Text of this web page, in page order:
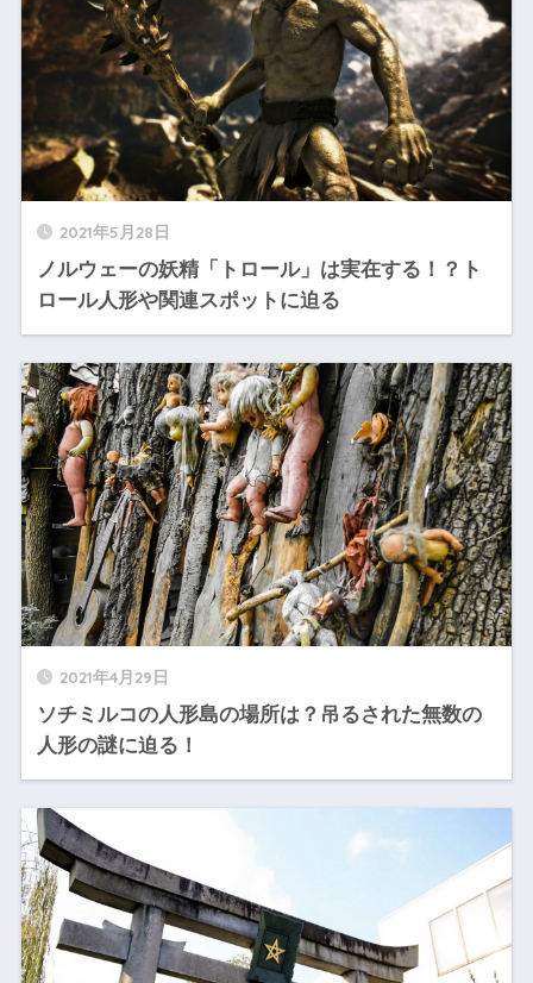
2021年5月28日
ノルウェーの妖精「トロール」は実在する！？ト
ロール人形や関連スポットに迫る
2021年4月29日
ソチミルコの人形島の場所は？吊るされた無数の
人形の謎に迫る！